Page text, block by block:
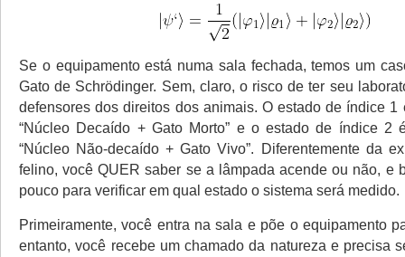
Se o equipamento está numa sala fechada, temos um
Gato de Schrödinger. Sem, claro, o risco de ter seu
defensores dos direitos dos animais. O estado de índice 1
“Núcleo Decaído + Gato Morto” e o estado de índice 2
“Núcleo Não-decaído + Gato Vivo”. Diferentemente da
felino, você QUER saber se a lâmpada acende ou não, e
pouco para verificar em qual estado o sistema será medido.
Primeiramente, você entra na sala e põe o equipamento
entanto, você recebe um chamado da natureza e precisa